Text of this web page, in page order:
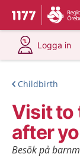
To start page
Du har
Logga in
at
Childbirth
Visit to
after
Besök på